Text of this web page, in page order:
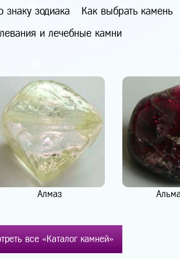
знаку зодиака Как выбрать камень
и лечебные камни
Алмаз
все «Каталог камней»